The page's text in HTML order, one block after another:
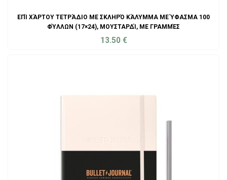
ΕΠΊ ΧΆΡΤΟΥ ΤΕΤΡΆΔΙΟ ΜΕ ΣΚΛΗΡΌ ΚΆΛΥΜΜΑ ΜΕ ΎΦΑΣΜΑ 100
ΦΎΛΛΩΝ (17×24), ΜΟΥΣΤΑΡΔΊ, ΜΕ ΓΡΑΜΜΈΣ
13.50 €